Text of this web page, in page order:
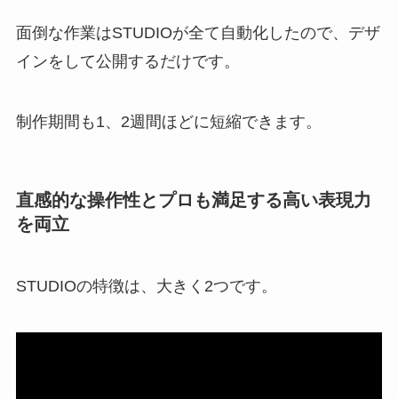
面倒な作業はSTUDIOが全て自動化したので、デザ
インをして公開するだけです。
制作期間も1、2週間ほどに短縮できます。
直感的な操作性とプロも満足する高い表現力
を両立
STUDIOの特徴は、大きく2つです。